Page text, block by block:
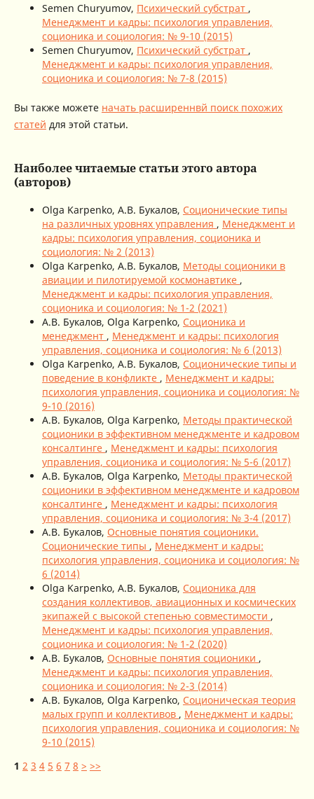
Semen Churyumov, Психический субстрат ,
Менеджмент и кадры: психология управления,
соционика и социология: № 9-10 (2015)
Semen Churyumov, Психический субстрат ,
Менеджмент и кадры: психология управления,
соционика и социология: № 7-8 (2015)
Вы также можете начать расширеннвй поиск похожих
статей для этой статьи.
Наиболее читаемые статьи этого автора
(авторов)
Olga Karpenko, А.В. Букалов, Соционические типы
на различных уровнях управления , Менеджмент и
кадры: психология управления, соционика и
социология: № 2 (2013)
Olga Karpenko, А.В. Букалов, Методы соционики в
авиации и пилотируемой космонавтике ,
Менеджмент и кадры: психология управления,
соционика и социология: № 1-2 (2021)
А.В. Букалов, Olga Karpenko, Соционика и
менеджмент , Менеджмент и кадры: психология
управления, соционика и социология: № 6 (2013)
Olga Karpenko, А.В. Букалов, Соционические типы и
поведение в конфликте , Менеджмент и кадры:
психология управления, соционика и социология: №
9-10 (2016)
А.В. Букалов, Olga Karpenko, Методы практической
соционики в эффективном менеджменте и кадровом
консалтинге , Менеджмент и кадры: психология
управления, соционика и социология: № 5-6 (2017)
А.В. Букалов, Olga Karpenko, Методы практической
соционики в эффективном менеджменте и кадровом
консалтинге , Менеджмент и кадры: психология
управления, соционика и социология: № 3-4 (2017)
А.В. Букалов, Основные понятия соционики.
Соционические типы , Менеджмент и кадры:
психология управления, соционика и социология: №
6 (2014)
Olga Karpenko, А.В. Букалов, Соционика для
создания коллективов, авиационных и космических
экипажей с высокой степенью совместимости ,
Менеджмент и кадры: психология управления,
соционика и социология: № 1-2 (2020)
А.В. Букалов, Основные понятия соционики ,
Менеджмент и кадры: психология управления,
соционика и социология: № 2-3 (2014)
А.В. Букалов, Olga Karpenko, Соционическая теория
малых групп и коллективов , Менеджмент и кадры:
психология управления, соционика и социология: №
9-10 (2015)
1 2 3 4 5 6 7 8 > >>